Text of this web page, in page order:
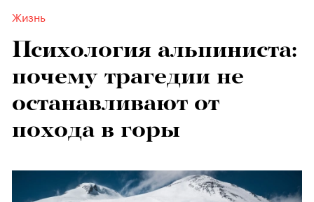
Жизнь
Психология альпиниста:
почему трагедии не
останавливают от
похода в горы